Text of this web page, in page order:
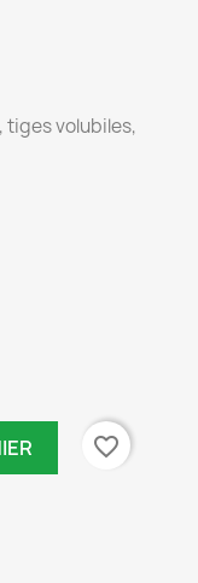
tiges volubiles,
favorite_border